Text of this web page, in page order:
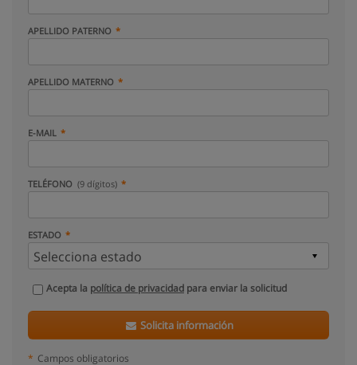
APELLIDO PATERNO
APELLIDO MATERNO
E-MAIL
TELÉFONO (9 dígitos)
ESTADO
Acepta la política de privacidad para enviar la solicitud
Solicita información
* Campos obligatorios